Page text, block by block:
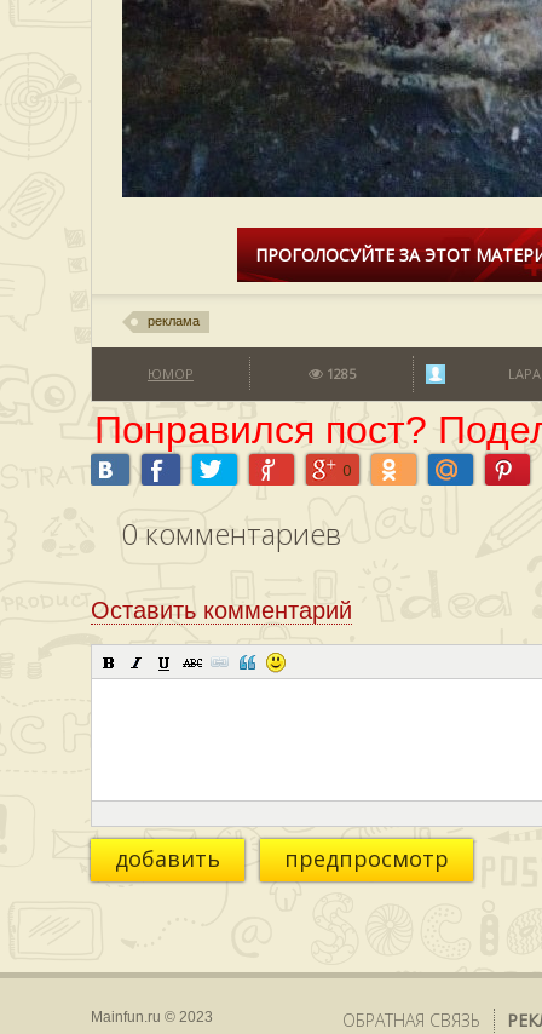
ПРОГОЛОСУЙТЕ ЗА ЭТОТ
реклама
ЮМОР 1285
Понравился пост?
0
0 комментариев
Оставить комментарий
добавить предпросмотр
Mainfun.ru © 2023 ОБРАТНАЯ СВЯЗЬ